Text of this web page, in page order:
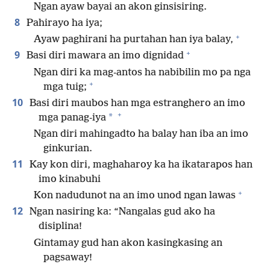
Ngan ayaw bayai an akon ginsisiring.
8 Pahirayo ha iya;
Ayaw paghirani ha purtahan han iya balay, +
9 Basi diri mawara an imo dignidad +
Ngan diri ka mag-antos ha nabibilin mo pa nga
mga tuig; +
10 Basi diri maubos han mga estranghero an imo
mga panag-iya * +
Ngan diri mahingadto ha balay han iba an imo
ginkurian.
11
Kay kon diri, maghaharoy ka ha ikatarapos han
imo kinabuhi
Kon nadudunot na an imo unod ngan lawas +
12 Ngan nasiring ka: “Nangalas gud ako ha
disiplina!
Gintamay gud han akon kasingkasing an
pagsaway!